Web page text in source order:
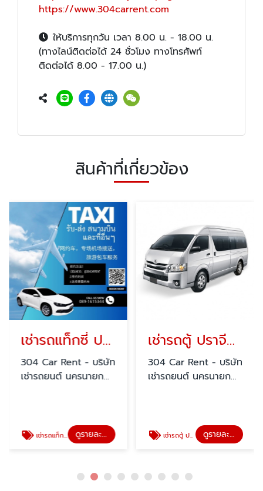
https://www.304carrent.com
ให้บริการทุกวัน เวลา 8.00 น. - 18.00 น.
(ทางไลน์ติดต่อได้ 24 ชั่วโมง ทางโทรศัพท์
ติดต่อได้ 8.00 - 17.00 น.)
สินค้าที่เกี่ยวข้อง
เช่ารถแท็กซี่ ปราจีนบุรี
304 Car Rent - บริษัท
เช่ารถยนต์ นครนายก
เช่ารถแท็กซี่ ปราจีนบุรี ดูรายละเอียด
เช่ารถตู้ ปราจีนบุรี
304 Car Rent - บริษัท
เช่ารถยนต์ นครนายก
เช่ารถตู้ ปราจีนบุรี ดูรายละเอียด